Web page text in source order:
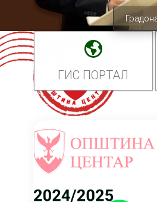
ГИС ПОРТАЛ